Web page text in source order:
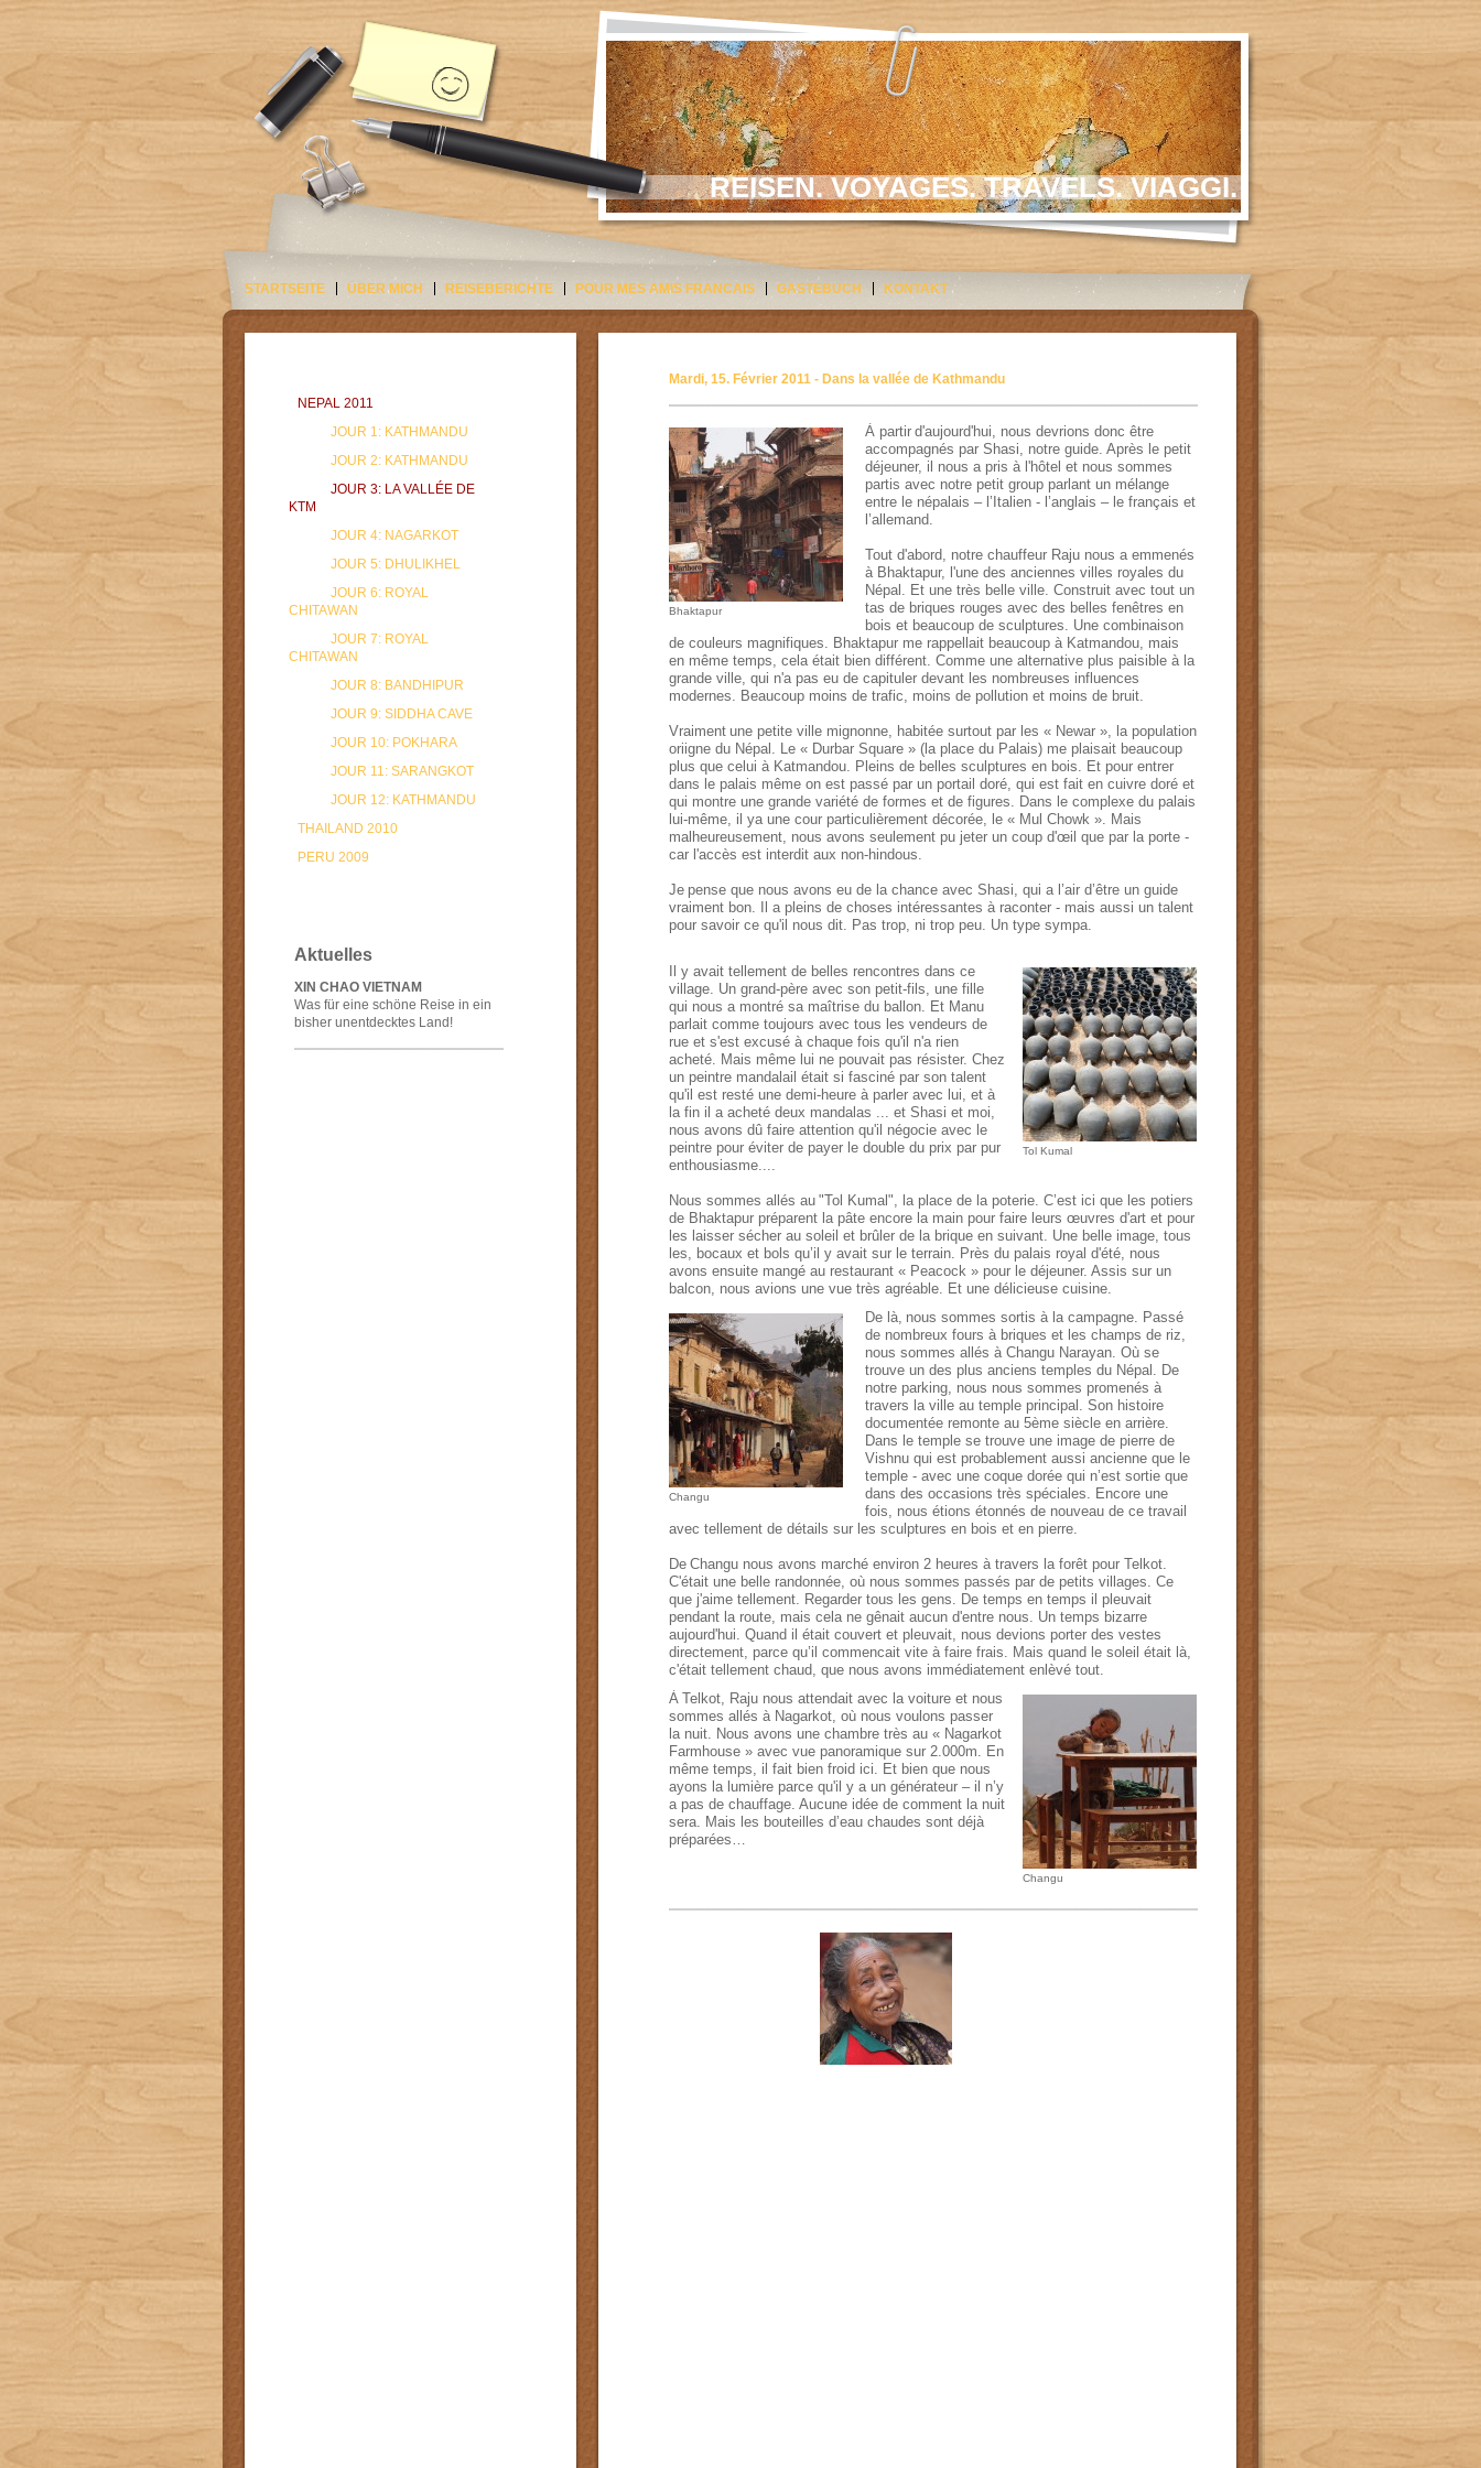
REISEN. VOYAGES. TRAVELS. VIAGGI.
STARTSEITE ÜBER MICH REISEBERICHTE POUR MES AMIS FRANCAIS GÄSTEBUCH KONTAKT
Mardi, 15. Février 2011 - Dans la vallée de Kathmandu
Bhaktapur
À partir d'aujourd'hui, nous devrions donc être
accompagnés par Shasi, notre guide. Après le petit
déjeuner, il nous a pris à l'hôtel et nous sommes
partis avec notre petit group parlant un mélange
entre le népalais –l’ Ita lien - l’anglais –le français et
l’allemand.
Tout d'abord, notre chauffeur Raju nous a emmenés
à Bhaktapur, l'une des anciennes villes royales du
Népal . Et une très belle ville. Construit avec tout un
tas de briques rouges avec des belles fenêtres en
bois et beaucoup de sculptures. Une combinaison
de couleurs magnifiques. Bhaktapur me rappellait beaucoup à Katmandou, mais
en même temps, cela était bien différent. Comme une alternative plus paisible à la
grande ville, qui n'a pas eu de capituler devant les nombreuses influences
modernes. Beaucoup moins de trafic, moins de pollution et moins de bruit.
Vraiment une petite ville mignonne, habitée surtout par les « Newar », la population
oriigne du Népal. Le « Durbar Square » ( la place du Palais) me plaisait beaucoup
plus que celui à Katmandou. Pleins de belles sculptures en bois. Et pour entrer
dans le palais même on est passé par un portail doré, qui est fait en cuivre doré et
qui montre une grande variété de formes et de figures. Dans le complexe du palais
lui-même, il ya une cour particulièrement décorée, le « Mul Chowk ». Mais
malheureusement, nous avons seulement pu jeter un coup d'œil que par la porte -
car l'accès est interdit aux non-hindous.
Je pense que nous avons eu de la chance avec Shasi, qui a l’air d’être un guide
vraiment bon. a pleins de choses intéressantes à raconter - mais aussi un talent
pour savoir ce qu'il nous dit. Pas trop, ni trop peu. Un type sympa.
Tol Kumal
Il y avait tellement de belles rencontres dans ce
village. Un grand-père avec son petit-fils, une fille
qui nous a montré sa maîtrise du ballon. Et Manu
parlait comme toujours avec tous les vendeurs de
rue et s'est excusé à chaque fois qu'il n'a rien
acheté. Mais même lui ne pouvait pas résister. Chez
un peintre mandalail était si fasciné par son talent
qu'il est resté une demi-heure à parler avec lui, et à
la fin il a acheté deux mandalas ... et Shasi et moi,
nous avons dû faire attention qu'il négocie avec le
peintre pour éviter de payer le double du prix par pur
enthousiasme....
Nous sommes allés au "Tol Kumal ", la place de la poterie. C’est ici que les potiers
de Bhaktapur préparent la pâte encore la main pour faire leurs œuvres d'art et pour
les laisser sécher au soleil et brûler de la brique en suivant. Une belle image, tous
les, bocaux et bols qu’il y avait sur le terrain. Près du palais royal d'été, nous
avons ensuite mangé au restaurant « Peacock » pour le déjeuner. Assis sur un
balcon, nous avions une vue très agréable. Et une délicieuse cuisine.
Changu
De là, nous sommes sortis à la campagne. Passé
de nombreux fours à briques et les champs de riz,
nous sommes allés à Changu Narayan. Où se
trouve un des plus anciens temples du Népal . De
notre parking, nous nous sommes promenés à
travers la ville au temple principal . Son histoire
documentée remonte au 5ème siècle en arrière.
Dans le temple se trouve une image de pierre de
Vishnu qui est probablement aussi ancienne que le
temple - avec une coque dorée qui n’est sortie que
dans des occasions très spéciales. Encore une
fois, nous étions étonnés de nouveau de ce travail
avec tellement de détails sur les sculptures en bois et en pierre.
De Changu nous avons marché environ 2 heures à travers la forêt pour Telkot.
C'était une belle randonnée, où nous sommes passés par de petits villages. Ce
que j'aime tellement. Regarder tous les gens. De temps en temps il pleuvait
pendant la route, mais cela ne gênait aucun d'entre nous. Un temps bizarre
aujourd'hui. Quand i était couvert et pleuvait, nous devions porter des vestes
directement, parce qu’il commencait vite à faire frais. Mais quand le soleil était là,
c'était tellement chaud, que nous avons immédiatement enlèvé tout.
Changu
À Telkot, Raju nous attendait avec la voiture et nous
sommes allés à Nagarkot, où nous voulons passer
la nuit. Nous avons une chambre très au « Nagarkot
Farmhouse » avec vue panoramique sur 2.000m. En
même temps, il fait bien froid ici. Et bien que nous
ayons la lumière parce qu'il y a un générateur – il n’y
a pas de chauffage. Aucune idée de comment la nuit
sera. Mais les bouteilles d’eau chaudes sont déjà
préparées…
NEPAL 2011
JOUR 1: KATHMANDU
JOUR 2: KATHMANDU
JOUR 3: LA VALLÉE DE
KTM
JOUR 4: NAGARKOT
JOUR 5: DHULIKHEL
JOUR 6: ROYAL
CHITAWAN
JOUR 7: ROYAL
CHITAWAN
JOUR 8: BANDHIPUR
JOUR 9: SIDDHA CAVE
JOUR 10: POKHARA
JOUR 11: SARANGKOT
JOUR 12: KATHMANDU
THAILAND 2010
PERU 2009
Aktuelles
XIN CHAO VIETNAM
Was für eine schöne Reise in ein
bisher unentdecktes Land!